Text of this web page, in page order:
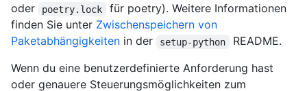
oder
poetry.lock
für poetry). Weitere Informationen
finden Sie unter Zwischenspeichern von
Paketabhängigkeiten in der setup-python
README.
Wenn du eine benutzerdefinierte Anforderung hast
oder genauere Steuerungsmöglichkeiten zum